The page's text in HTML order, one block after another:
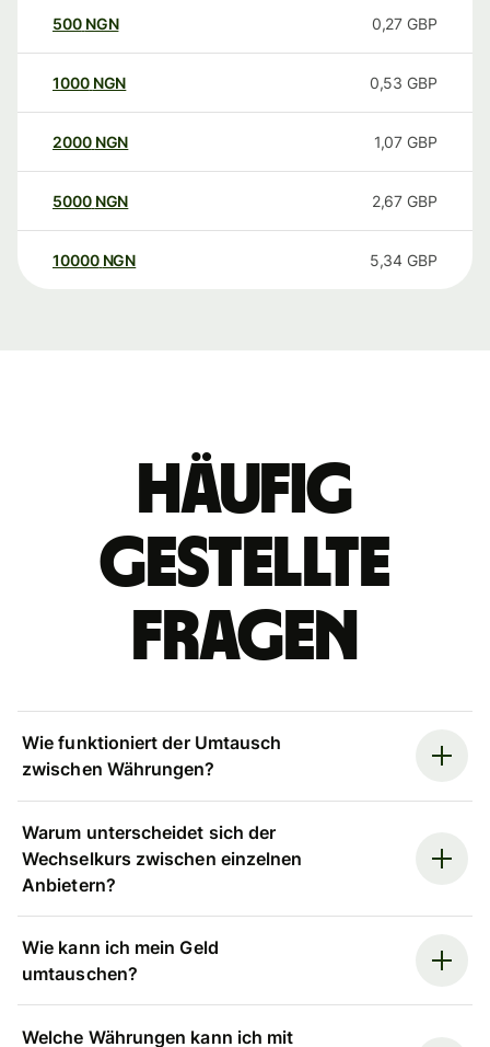
500 NGN 0,27 GBP
1000 NGN 0,53 GBP
2000 NGN 1,07 GBP
5000 NGN 2,67 GBP
10000 NGN 5,34 GBP
Häufig
gestellte
Fragen
Wie funktioniert der Umtausch
zwischen Währungen?
Warum unterscheidet sich der
Wechselkurs zwischen einzelnen
Anbietern?
Wie kann ich mein Geld
umtauschen?
Welche Währungen kann ich mit